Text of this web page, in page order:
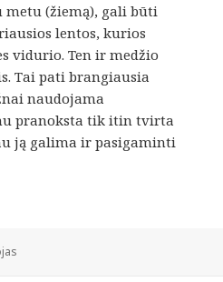
(žiemą), gali būti
lentos, kurios
vidurio. Ten ir medžio
Tai pati brangiausia
naudojama
pranoksta tik itin tvirta
ją galima ir pasigaminti